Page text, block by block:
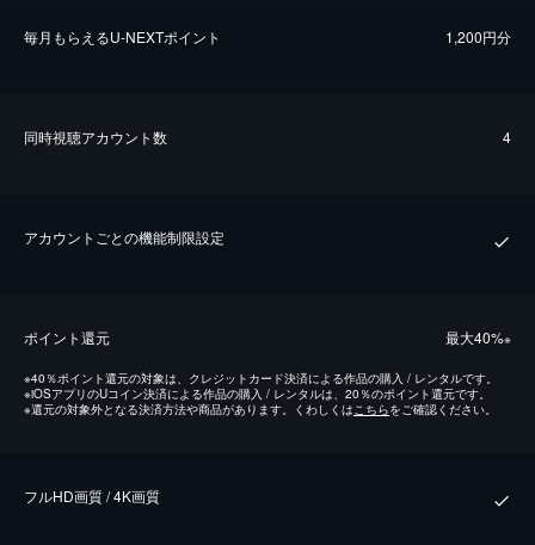
毎⽉もらえるU-NEXTポイント 1,200円分
同時視聴アカウント数 4
アカウントごとの機能制限設定
ポイント還元 最⼤40%※
※40％ポイント還元の対象は、クレジットカード決済による作品の購入 / レンタルです。
※iOSアプリのUコイン決済による作品の購入 / レンタルは、20％のポイント還元です。
※還元の対象外となる決済方法や商品があります。くわしくは こちらをご確認ください。
フルHD画質 / 4K画質